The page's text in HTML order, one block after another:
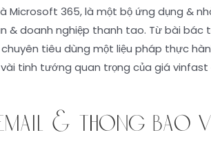
365, là một bộ ứng dụng &
doanh nghiệp thanh tao. Từ bài bác
tiêu dùng một liệu pháp thực
tinh tướng quan trọng của giá vinfast
email & thông